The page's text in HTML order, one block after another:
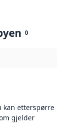
0
kan etterspørre
gjelder